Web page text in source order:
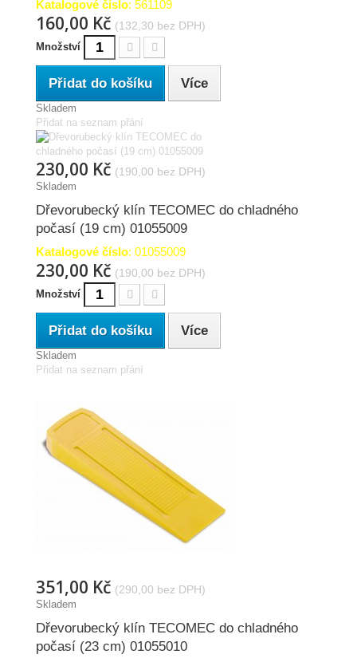
Katalogové číslo: 561109
160,00 Kč (132,30 bez DPH)
Množství
Přidat do košíku Více
Skladem
Přidat na seznam přání
230,00 Kč (190,00 bez DPH)
Skladem
Dřevorubecký klín TECOMEC do chladného
počasí (19 cm) 01055009
Katalogové číslo: 01055009
230,00 Kč (190,00 bez DPH)
Množství
Přidat do košíku Více
Skladem
Přidat na seznam přání
351,00 Kč (290,00 bez DPH)
Skladem
Dřevorubecký klín TECOMEC do chladného
počasí (23 cm) 01055010